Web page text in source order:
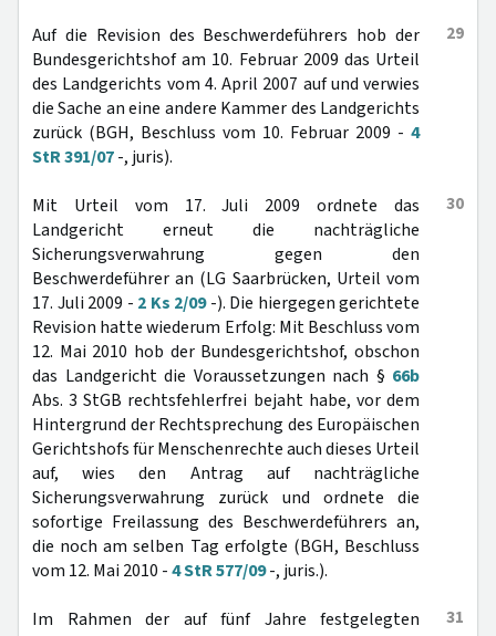
29
Auf die Revision des Beschwerdeführers hob der
Bundesgerichtshof am 10. Februar 2009 das Urteil
des Landgerichts vom 4. April 2007 auf und verwies
die Sache an eine andere Kammer des Landgerichts
zurück (BGH, Beschluss vom 10. Februar 2009 - 4
StR 391/07-, juris).
30
Mit Urteil vom 17. Juli 2009 ordnete das
Landgericht erneut die nachträgliche
Sicherungsverwahrung gegen den
Beschwerdeführer an (LG Saarbrücken, Urteil vom
17. Juli 2009 - 2 Ks 2/09-). Die hiergegen gerichtete
Revision hatte wiederum Erfolg: Mit Beschluss vom
12. Mai 2010 hob der Bundesgerichtshof, obschon
das Landgericht die Voraussetzungen nach § 66b
Abs. 3 StGB rechtsfehlerfrei bejaht habe, vor dem
Hintergrund der Rechtsprechung des Europäischen
Gerichtshofs für Menschenrechte auch dieses Urteil
auf, wies den Antrag auf nachträgliche
Sicherungsverwahrung zurück und ordnete die
sofortige Freilassung des Beschwerdeführers an,
die noch am selben Tag erfolgte (BGH, Beschluss
vom 12. Mai 2010 -4 StR 577/09-, juris.).
31
Im Rahmen der auf fünf Jahre festgelegten